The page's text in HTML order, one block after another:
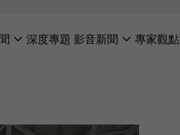
深度專題 影音新聞 專家觀點